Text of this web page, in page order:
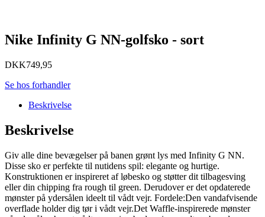
Nike Infinity G NN-golfsko - sort
DKK749,95
Se hos forhandler
Beskrivelse
Beskrivelse
Giv alle dine bevægelser på banen grønt lys med Infinity G NN.
Disse sko er perfekte til nutidens spil: elegante og hurtige.
Konstruktionen er inspireret af løbesko og støtter dit tilbagesving
eller din chipping fra rough til green. Derudover er det opdaterede
mønster på ydersålen ideelt til vådt vejr. Fordele:Den vandafvisende
overflade holder dig tør i vådt vejr.Det Waffle-inspirerede mønster